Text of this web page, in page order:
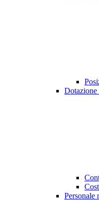
Dotazione
Personale